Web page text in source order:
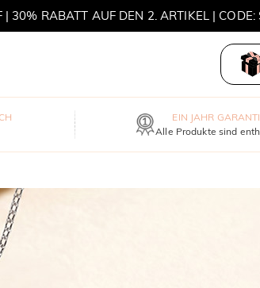
| 30% RABATT AUF DEN 2. ARTIKEL | CODE:
EIN JAHR
Alle Produkte sind